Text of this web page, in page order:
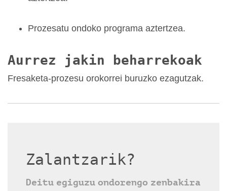
Prozesatu ondoko programa aztertzea.
Aurrez jakin beharrekoak
Fresaketa-prozesu orokorrei buruzko ezagutzak.
Zalantzarik?
Deitu egiguzu ondorengo zenbakira